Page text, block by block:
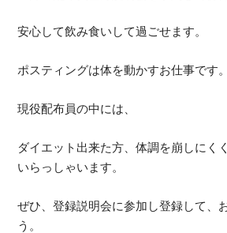
安心して飲み食いして過ごせます。
ポスティングは体を動かすお仕事です。
現役配布員の中には、
ダイエット出来た方、体調を崩しにく
いらっしゃいます。
ぜひ、登録説明会に参加し登録して、
う。